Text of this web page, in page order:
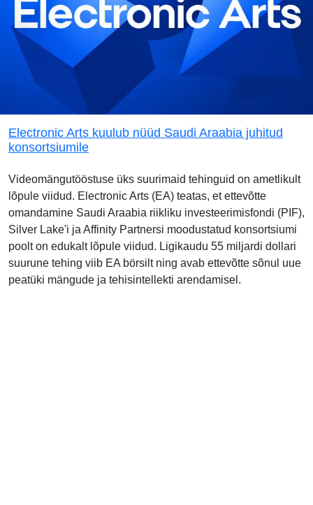
Electronic Arts kuulub nüüd Saudi Araabia juhitud
konsortsiumile
Videomängutööstuse üks suurimaid tehinguid on ametlikult
lõpule viidud. Electronic Arts (EA) teatas, et ettevõtte
omandamine Saudi Araabia riikliku investeerimisfondi (PIF),
Silver Lake'i ja Affinity Partnersi moodustatud konsortsiumi
poolt on edukalt lõpule viidud. Ligikaudu 55 miljardi dollari
suurune tehing viib EA börsilt ning avab ettevõtte sõnul uue
peatüki mängude ja tehisintellekti arendamisel.